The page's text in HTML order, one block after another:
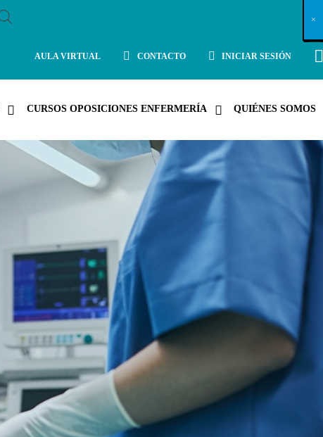
AULA VIRTUAL CONTACTO INICIAR SESIÓN
CURSOS OPOSICIONES ENFERMERÍA QUIÉNES SOMOS
X
×
×
×
×
×
×
×
×
×
×
×
×
×
×
×
×
×
×
×
×
×
×
×
×
×
×
×
×
×
×
×
×
×
×
×
×
×
×
×
×
×
×
×
×
×
×
×
×
×
×
×
×
×
×
×
×
×
×
×
×
×
×
×
×
×
×
×
×
×
×
×
×
×
×
×
×
×
×
×
×
×
×
×
×
×
×
×
×
×
×
×
×
×
×
×
×
×
×
×
×
×
×
×
×
×
×
×
×
×
×
×
×
×
×
×
×
×
×
×
×
×
×
×
×
×
×
×
×
×
×
×
×
×
×
×
×
×
×
×
×
×
×
×
×
×
×
×
×
×
×
×
×
×
×
×
×
×
×
×
×
×
×
×
×
×
×
×
×
×
×
×
×
×
×
×
×
×
×
×
×
×
×
×
×
×
×
×
×
×
×
×
×
×
×
×
×
×
×
×
×
×
×
×
×
×
×
×
×
×
×
×
×
×
×
×
×